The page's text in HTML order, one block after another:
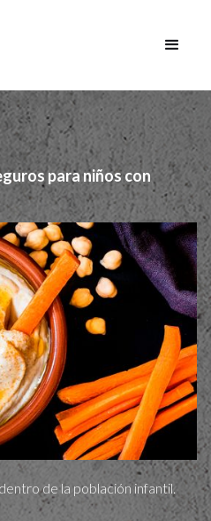
para niños con
de la población infantil.